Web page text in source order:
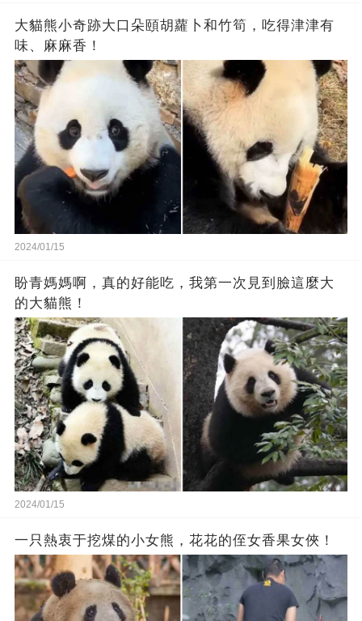
大貓熊小奇跡大口朵頤胡蘿卜和竹筍，吃得津津有
味、麻麻香！
2024/01/15
盼青媽媽啊，真的好能吃，我第一次見到臉這麼大
的大貓熊！
2024/01/15
一只熱衷于挖煤的小女熊，花花的侄女香果女俠！